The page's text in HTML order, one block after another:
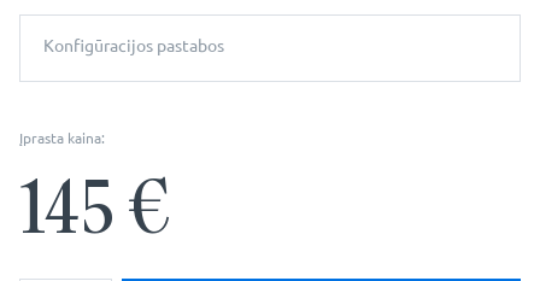
Konfigūracijos pastabos
Įprasta kaina:
145€